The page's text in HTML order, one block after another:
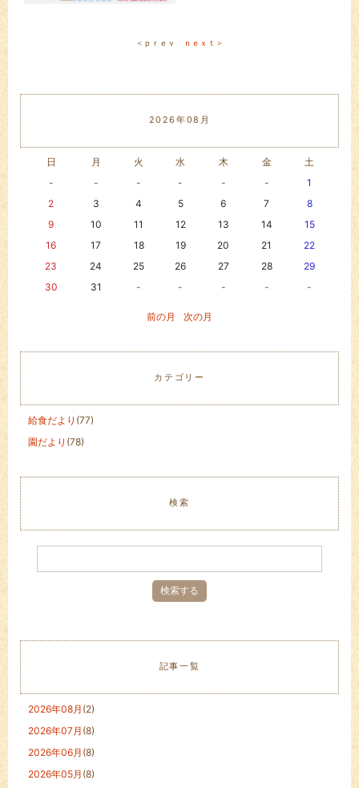
＜ｐｒｅｖ ｎｅｘｔ＞
2026年08月
日 月 火 水 木 金
土
-
- - - - -
1
2
3 4 5 6 7
8
9
10 11 12 13 14
15
16
17 18 19 20 21
22
23
24 25 26 27 28
29
30
31 - - - - -
前の月 次の月
カテゴリー
給食だより (77)
園だより (78)
検索
記事一覧
2026年08月 (2)
2026年07月 (8)
2026年06月 (8)
2026年05月 (8)